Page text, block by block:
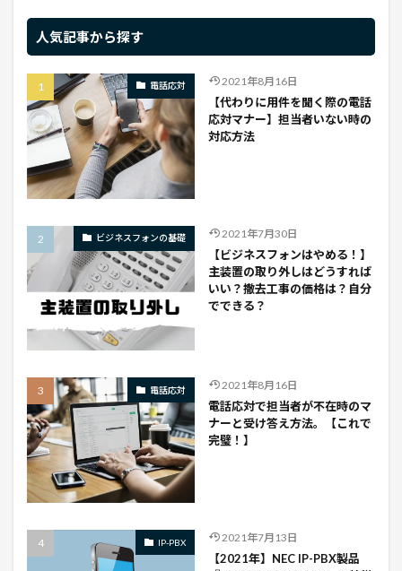
人気記事から探す
電話応対 2021年8月16日
【代わりに用件を聞く際の電話
応対マナー】担当者いない時の
対応方法
ビジネスフォンの基礎 2021年7月30日
【ビジネスフォンはやめる！】
主装置の取り外しはどうすれば
いい？撤去工事の価格は？自分
でできる？
電話応対 2021年8月16日
電話応対で担当者が不在時のマ
ナーと受け答え方法。【これで
完璧！】
IP-PBX 2021年7月13日
【2021年】NEC IP-PBX製品